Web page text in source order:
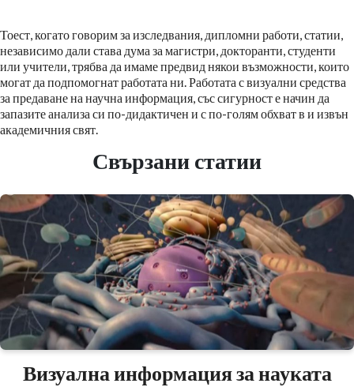
Тоест, когато говорим за изследвания, дипломни работи, статии,
независимо дали става дума за магистри, докторанти, студенти
или учители, трябва да имаме предвид някои възможности, които
могат да подпомогнат работата ни. Работата с визуални средства
за предаване на научна информация, със сигурност е начин да
запазите анализа си по-дидактичен и с по-голям обхват в и извън
академичния свят.
Свързани статии
Визуална информация за науката